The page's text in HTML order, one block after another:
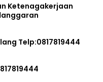
Ketenagakerjaan
Telp:0817819444